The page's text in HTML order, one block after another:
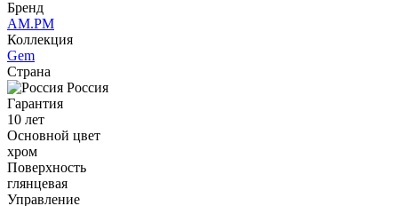
Бренд
AM.PM
Коллекция
Gem
Страна
Россия
Гарантия
10 лет
Основной цвет
хром
Поверхность
глянцевая
Управление